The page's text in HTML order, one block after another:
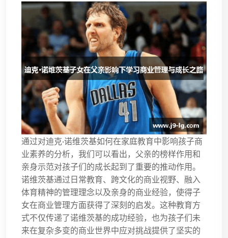
通过对迪克·诺维茨基如何在家庭教育中影响孩子商
业素养的分析，我们可以看出，父亲的榜样作用和
亲身示范对孩子们的成长起到了重要的推动作用。
诺维茨基通过日常教育、跨文化的商业视野、融入
体育精神的管理理念以及亲身的商业经验，使得子
女在商业管理方面获得了深刻的启发。这种教育方
式不仅传递了诺维茨基的成功经验，也为孩子们未
来在复杂多变的商业世界中应对挑战提供了坚实的